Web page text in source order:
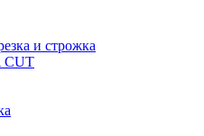
и строжка
CUT